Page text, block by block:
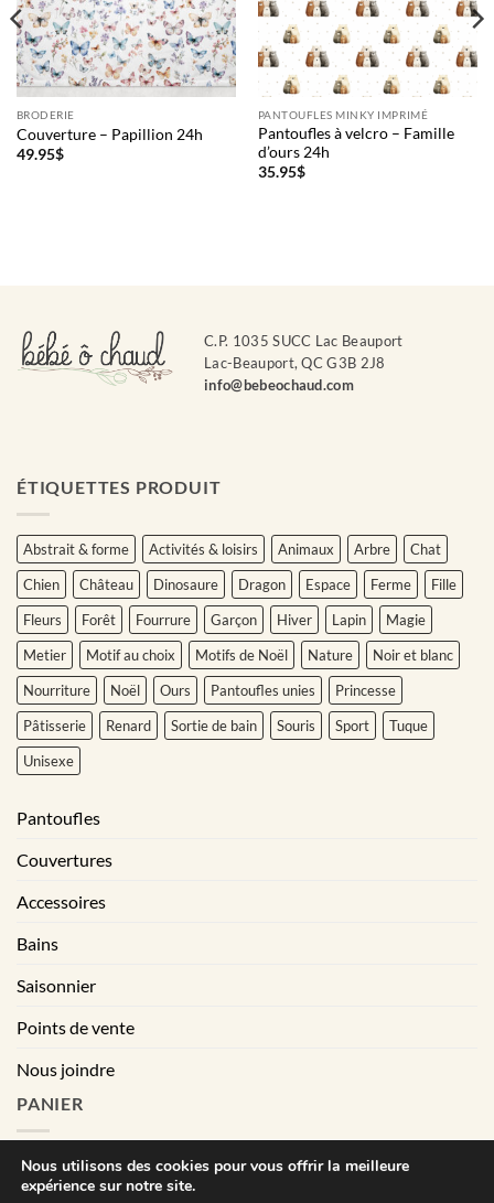
BRODERIE
Couverture – Papillion 24h
49.95$
PANTOUFLES MINKY IMPRIMÉ
Pantoufles à velcro – Famille
d’ours 24h
35.95$
C.P. 1035 SUCC Lac Beauport
Lac-Beauport, QC G3B 2J8
info@bebeochaud.com
ÉTIQUETTES PRODUIT
Abstrait & forme Activités & loisirs Animaux Arbre
Chat
Chien
Château Dinosaure Dragon Espace Ferme
Fille
Fleurs
Forêt Fourrure Garçon Hiver Lapin
Magie
Metier
Motif au choix Motifs de Noël Nature
Noir et blanc
Nourriture
Noël Ours Pantoufles unies
Princesse
Pâtisserie
Renard Sortie de bain Souris Sport
Tuque
Unisexe
Pantoufles
Couvertures
Accessoires
Bains
Saisonnier
Points de vente
Nous joindre
PANIER
Conditions générales de vente
Nous utilisons des cookies pour vous offrir la meilleure
expérience sur notre site.